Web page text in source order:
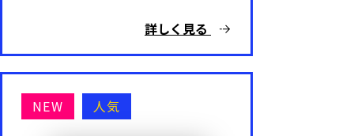
詳しく見る
NEW 人気